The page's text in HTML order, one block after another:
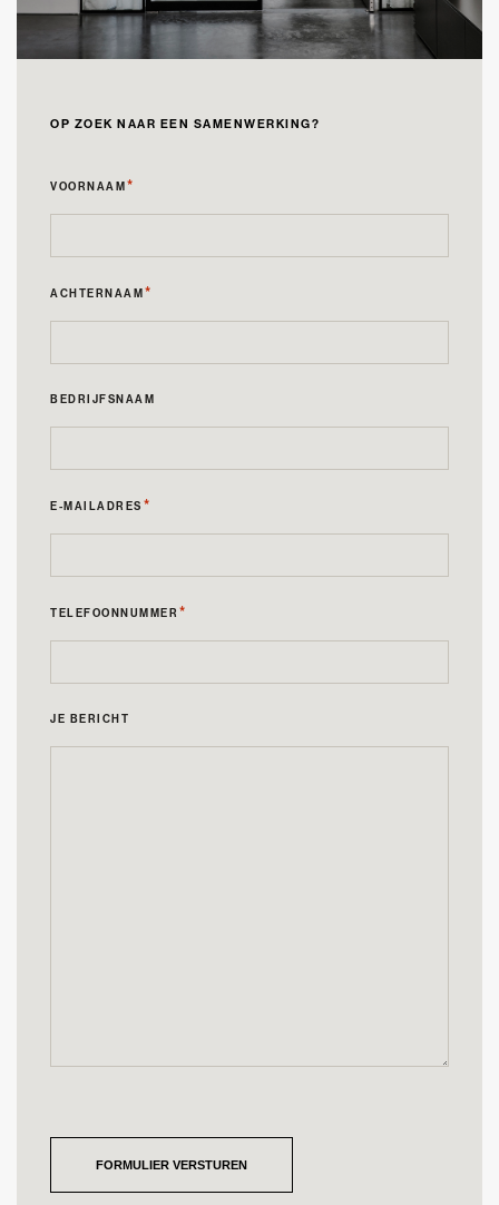
OP ZOEK NAAR EEN SAMENWERKING?
VOORNAAM *
ACHTERNAAM *
BEDRIJFSNAAM
E-MAILADRES *
TELEFOONNUMMER *
JE BERICHT
FORMULIER VERSTUREN